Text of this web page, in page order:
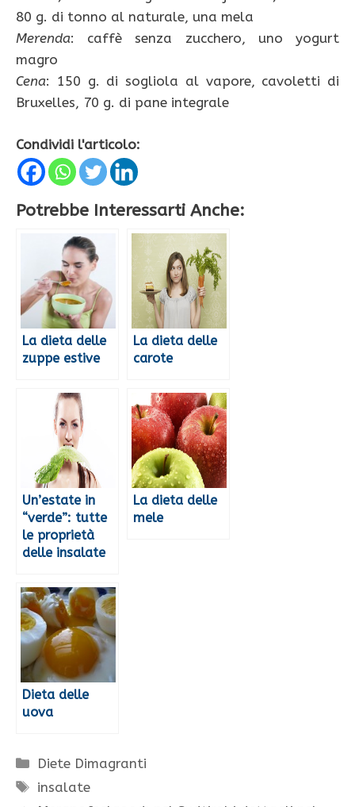
80 g. di tonno al naturale, una mela
Merenda: caffè senza zucchero, uno yogurt
magro
Cena: 150 g. di sogliola al vapore, cavoletti di
Bruxelles, 70 g. di pane integrale
Condividi l'articolo:
Potrebbe Interessarti Anche:
La dieta delle
zuppe estive
La dieta delle
carote
Un’estate in
“verde”: tutte
le proprietà
delle insalate
La dieta delle
mele
Dieta delle
uova
Categorie
Diete Dimagranti
Tag
insalate